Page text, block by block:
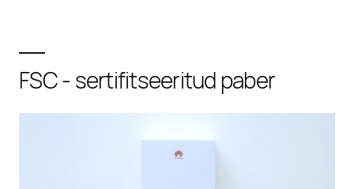
FSC - sertifitseeritud paber